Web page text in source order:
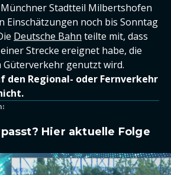
Stadtteil Milbertshofen
Einschätzungen noch bis Sonntag
Deutsche Bahn teilte mit, dass
Strecke ereignet habe, die
Güterverkehr genutzt wird.
den Regional- oder Fernverkehr
Hier aktuelle Folge